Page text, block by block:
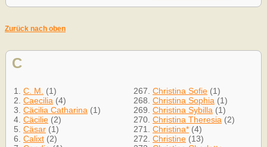
Zurück nach oben
C
1. C. M.
(1)
2. Caecilia (4)
3. Cäcilia Catharina (1)
4. Cäcilie (2)
5. Cäsar (1)
6. Calixt (2)
267. Christina Sofie (1)
268. Christina Sophia (1)
269. Christina Sybilla (1)
270. Christina Theresia (2)
271. Christina* (4)
272. Christine (13)